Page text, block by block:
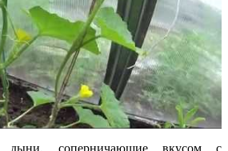
дыни, соперничающие вкусом с